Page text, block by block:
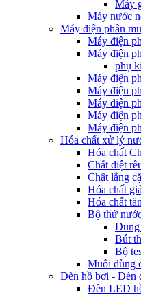
Máy
Máy nước
Máy điện phân
Máy điện
Máy điện
phụ
Máy điện
Máy điện
Máy điện
Máy điện
Máy điện
Hóa chất xử lý
Hóa chất
Chất diệt
Chất lắng
Hóa chất
Hóa chất
Bộ thử
Bút
Bộ
Muối dùng
Đèn hồ bơi - Đèn
Đèn LED